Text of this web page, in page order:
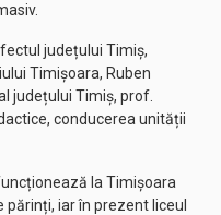
județului Timiș,
Timișoara, Ruben
județului Timiș, prof.
conducerea unității
la Timișoara
părinți, iar în prezent liceul